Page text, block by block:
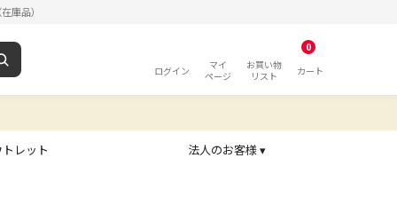
庫品）
ログイン
マイ
ページ
お買い物
リスト
0
カート
レット 法人のお客様 ▾